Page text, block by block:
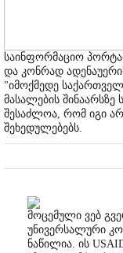
საინფორმაციო
და კონრად
"იმოქმედე
მასალების
შესაძლოა, რომ იგი
შეხედულებებს.
მოცემული ვებ
უნივერსალური
ნაწილია. ის